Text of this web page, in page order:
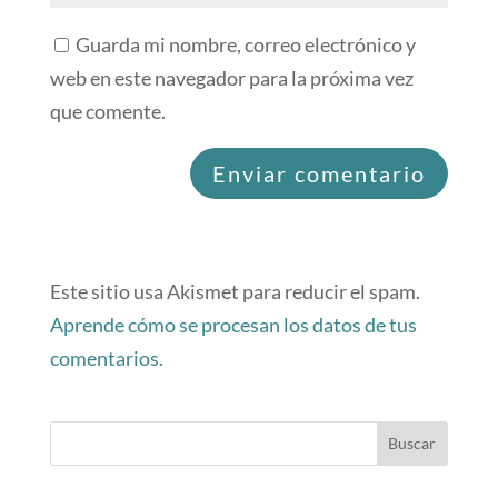
Guarda mi nombre, correo electrónico y
web en este navegador para la próxima vez
que comente.
Este sitio usa Akismet para reducir el spam.
Aprende cómo se procesan los datos de tus
comentarios.